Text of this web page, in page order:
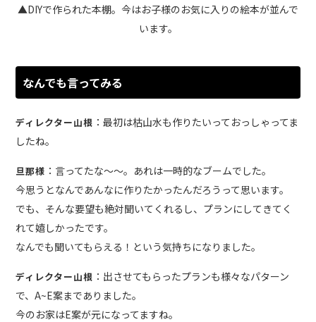
▲DIYで作られた本棚。今はお子様のお気に入りの絵本が並んで
います。
なんでも言ってみる
ディレクター山根 ：最初は枯山水も作りたいっておっしゃってま
したね。
旦那様 ：言ってたな〜〜。あれは一時的なブームでした。
今思うとなんであんなに作りたかったんだろうって思います。
でも、そんな要望も絶対聞いてくれるし、プランにしてきてく
れて嬉しかったです。
なんでも聞いてもらえる！という気持ちになりました。
ディレクター山根 ：出させてもらったプランも様々なパターン
で、A~E案までありました。
今のお家はE案が元になってますね。